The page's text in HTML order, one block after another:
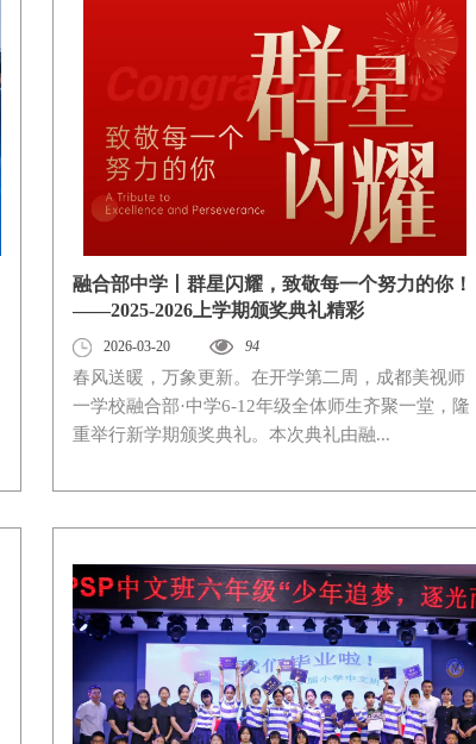
融合部中学丨群星闪耀，致敬每一个努力的你！
——2025-2026上学期颁奖典礼精彩
2026-03-20 94
春风送暖，万象更新。在开学第二周，成都美视师
一学校融合部·中学6-12年级全体师生齐聚一堂，隆
重举行新学期颁奖典礼。本次典礼由融...